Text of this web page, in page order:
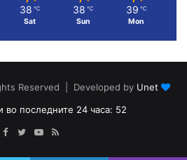
38 ℃
Sat
38 ℃
Sun
39 ℃
Mon
Reserved | Developed by Unet
во последните 24 часа: 52
Facebook
TwitterYouTube
RSS